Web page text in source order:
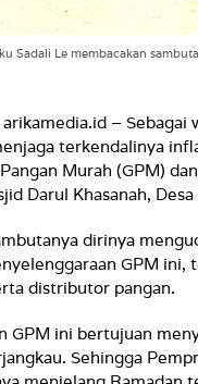
Sadali Le membacakan
–
terkendalinya
Murah (GPM)
Darul Khasanah,
dirinya
GPM ini,
distributor pangan.
GPM ini bertujuan
Sehingga